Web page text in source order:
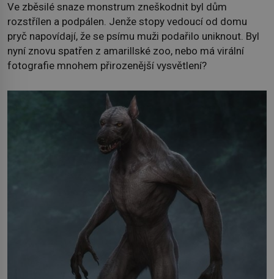
Ve zběsilé snaze monstrum zneškodnit byl dům
rozstřílen a podpálen. Jenže stopy vedoucí od domu
pryč napovídají, že se psímu muži podařilo uniknout. Byl
nyní znovu spatřen z amarillské zoo, nebo má virální
fotografie mnohem přirozenější vysvětlení?